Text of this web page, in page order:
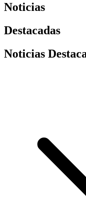
Noticias
Destacadas
Noticias